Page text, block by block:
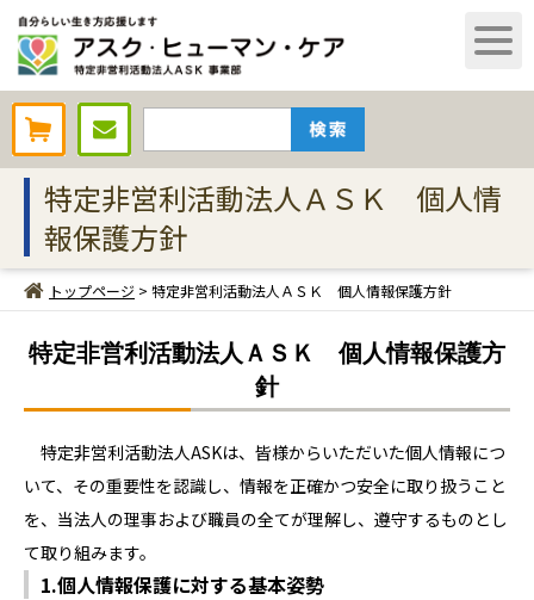
AHCオンラインショップ
特定非営利活動法人ＡＳＫ 個人情
報保護方針
トップページ > 特定非営利活動法人ＡＳＫ 個人情報保護方針
特定非営利活動法人ＡＳＫ 個人情報保護方
針
特定非営利活動法人ASKは、皆様からいただいた個人情報につ
いて、その重要性を認識し、情報を正確かつ安全に取り扱うこと
を、当法人の理事および職員の全てが理解し、遵守するものとし
て取り組みます。
1.個人情報保護に対する基本姿勢